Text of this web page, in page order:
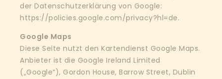
der Datenschutzerklärung von Google:
https://policies.google.com/privacy?hl=de.
Google Maps
Diese Seite nutzt den Kartendienst Google Maps.
Anbieter ist die Google Ireland Limited
(„Google“), Gordon House, Barrow Street, Dublin